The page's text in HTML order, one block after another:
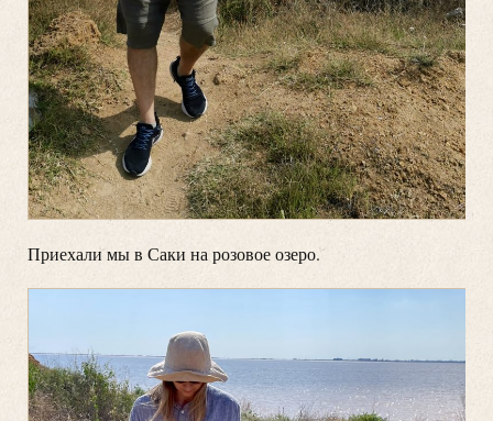
Приехали мы в Саки на розовое озеро.